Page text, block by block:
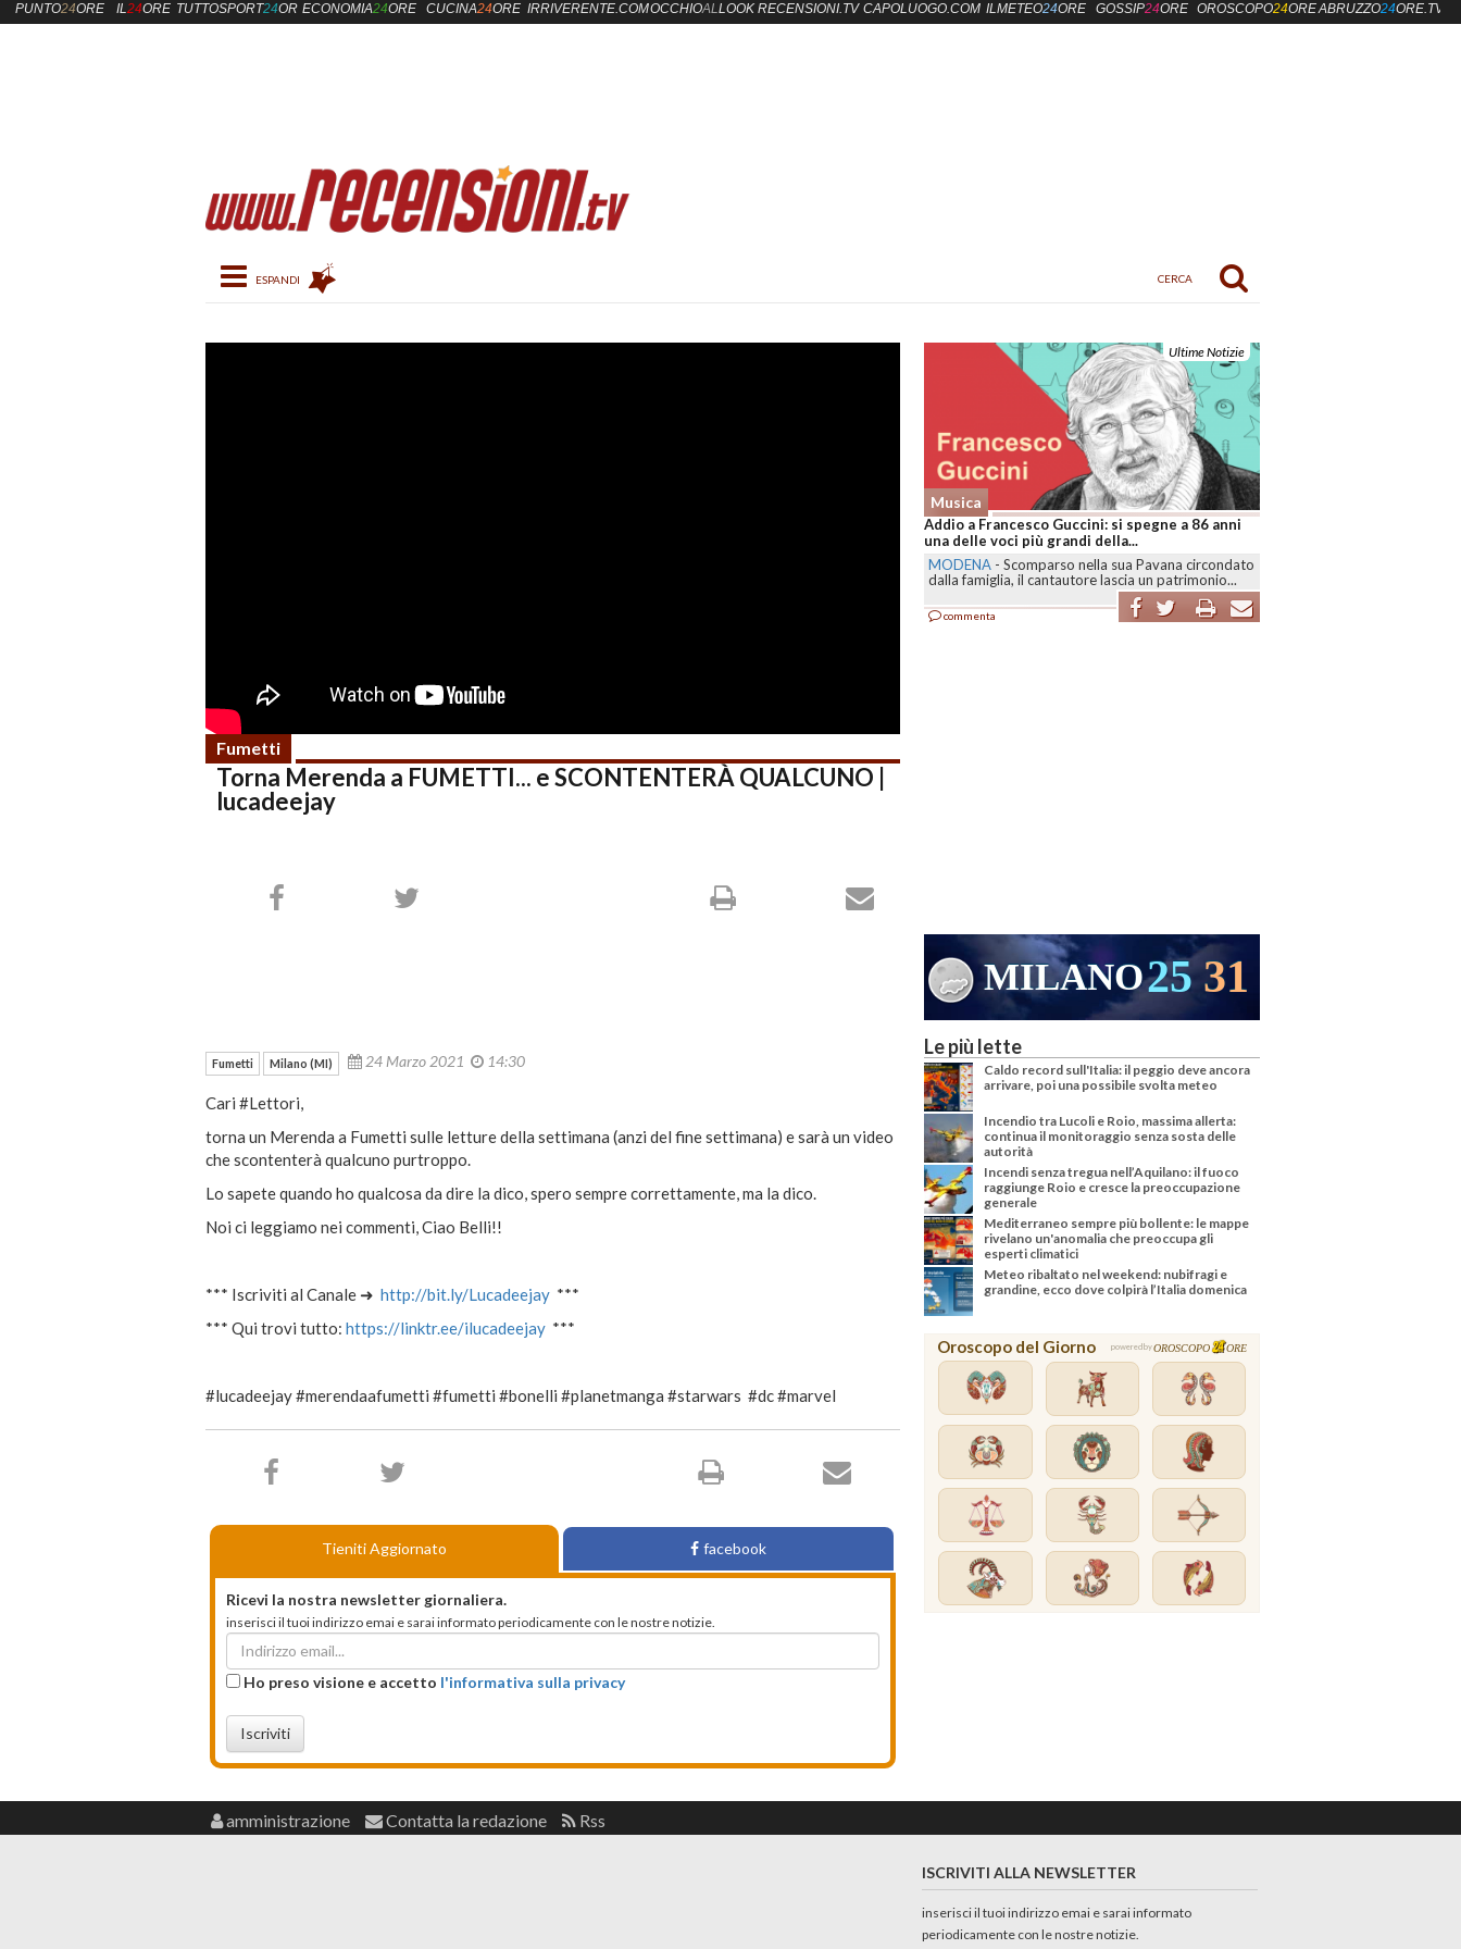
Toggle navigation
Fumetti
Torna Merenda a FUMETTI... e SCONTENTERÀ QUALCUNO |
lucadeejay
Ultime Notizie
Musica
Addio a Francesco Guccini: si spegne a 86 anni
una delle voci più grandi della...
MODENA - Scomparso nella sua Pavana circondato
dalla famiglia, il cantautore lascia un patrimonio...
commenta
MILANO25 31
Fumetti Milano (MI) 24 Marzo 2021 14:30
Cari #Lettori,
torna un Merenda a Fumetti sulle letture della settimana (anzi del fine settimana) e sarà un video
che scontenterà qualcuno purtroppo.
Lo sapete quando ho qualcosa da dire la dico, spero sempre correttamente, ma la dico.
Noi ci leggiamo nei commenti, Ciao Belli!!
*** Iscriviti al Canale ➜ http://bit.ly/Lucadeejay ***
*** Qui trovi tutto: https://linktr.ee/ilucadeejay ***
#lucadeejay #merendaafumetti #fumetti #bonelli #planetmanga #starwars #dc #marvel
Tieniti Aggiornato facebook
Ricevi la nostra newsletter giornaliera.
inserisci il tuoi indirizzo emai e sarai informato periodicamente con le nostre notizie.
Ho preso visione e accetto l'informativa sulla privacy
Iscriviti
Le più lette
Caldo record sull'Italia: il peggio deve ancora
arrivare, poi una possibile svolta meteo
Incendio tra Lucoli e Roio, massima allerta:
continua il monitoraggio senza sosta delle
autorità
Incendi senza tregua nell’Aquilano: il fuoco
raggiunge Roio e cresce la preoccupazione
generale
Mediterraneo sempre più bollente: le mappe
rivelano un'anomalia che preoccupa gli
esperti climatici
Meteo ribaltato nel weekend: nubifragi e
grandine, ecco dove colpirà l’Italia domenica
Oroscopo del Giorno powered byOROSCOPO ORE
PUNTO24ORE IL24ORE TUTTOSPORT24OREECONOMIA24ORE CUCINA24ORE IRRIVERENTE.COMOCCHIOALLOOK RECENSIONI.TV CAPOLUOGO.COM ILMETEO24ORE GOSSIP24ORE OROSCOPO24OREABRUZZO24ORE.TV
amministrazione Contatta la redazione Rss
ISCRIVITI ALLA NEWSLETTER
inserisci il tuoi indirizzo emai e sarai informato
periodicamente con le nostre notizie.